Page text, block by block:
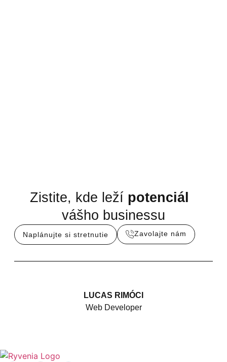
LUCAS RIMÓCI
Web Developer
Zistite, kde leží potenciál
vášho businessu
Naplánujte si stretnutie Zavolajte nám